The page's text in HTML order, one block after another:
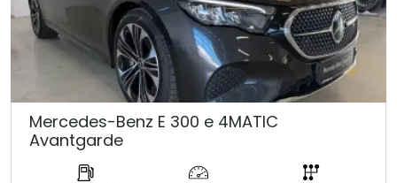
Mercedes-Benz E 300 e 4MATIC
Avantgarde